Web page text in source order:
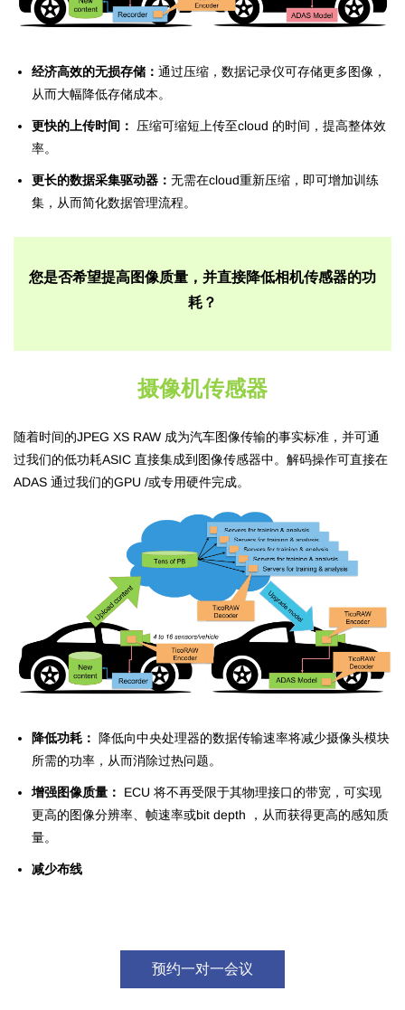
经济高效的无损存储： 通过压缩，数据记录仪可存储更多图像，
从而大幅降低存储成本。
更快的上传时间： 压缩可缩短上传至cloud 的时间，提高整体效
率。
更长的数据采集驱动器 ： 无需在cloud重新压缩，即可增加训练
集，从而简化数据管理流程。
您是否希望提高图像质量，并直接降低相机传感器的功
耗？
摄像机传感器
随着时间的JPEG XS RAW 成为汽车图像传输的事实标准，并可通
过我们的低功耗ASIC 直接集成到图像传感器中。解码操作可直接在
ADAS 通过我们的GPU /或专用硬件完成。
降低功耗：
降低向中央处理器的数据传输速率将减少摄像头模块
所需的功率，从而消除过热问题。
增强图像质量： ECU 将不再受限于其物理接口的带宽，可实现
更高的图像分辨率、帧速率或bit depth ，从而获得更高的感知质
量。
减少布线
预约一对一会议